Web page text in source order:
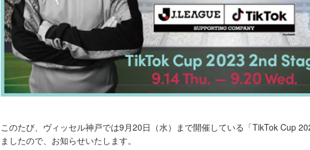
このたび、ヴィッセル神戸では9月20日（水）まで開催している「TikTok Cup
ましたので、お知らせいたします。